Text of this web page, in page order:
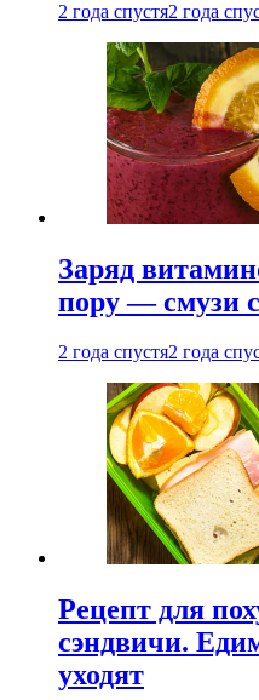
2 года спустя2 года
Заряд
пору — смузи
2 года спустя2 года
Рецепт для
сэндвичи.
уходят